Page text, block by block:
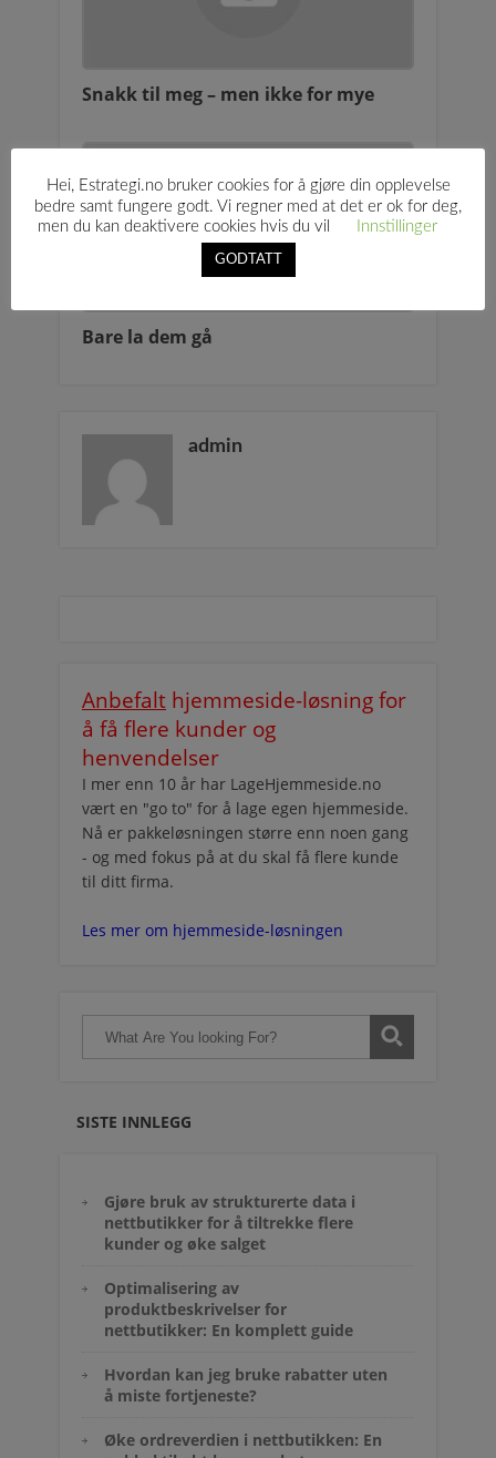
Snakk til meg – men ikke for mye
Bare la dem gå
admin
Anbefalt hjemmeside-løsning for
å få flere kunder og
henvendelser
I mer enn 10 år har LageHjemmeside.no
vært en "go to" for å lage egen hjemmeside.
Nå er pakkeløsningen større enn noen gang
- og med fokus på at du skal få flere kunde
til ditt firma.
Les mer om hjemmeside-løsningen
SISTE INNLEGG
Gjøre bruk av strukturerte data i
nettbutikker for å tiltrekke flere
kunder og øke salget
Optimalisering av
produktbeskrivelser for
nettbutikker: En komplett guide
Hvordan kan jeg bruke rabatter uten
å miste fortjeneste?
Øke ordreverdien i nettbutikken: En
Hei, Estrategi.no bruker cookies for å gjøre din opplevelse
bedre samt fungere godt. Vi regner med at det er ok for deg,
men du kan deaktivere cookies hvis du vil
Innstillinger
GODTATT